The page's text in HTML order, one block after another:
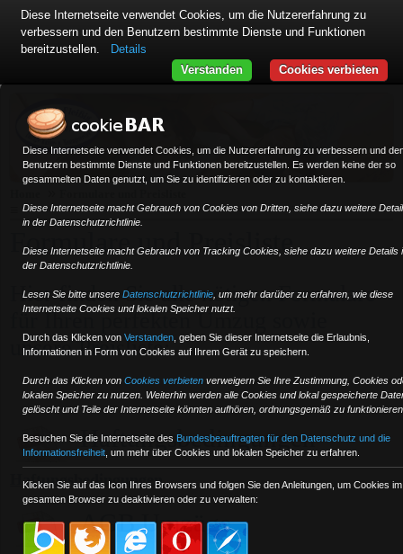
Formulare und Preisliste
Hier finden Sie alle nötigen Formulare
für Ihren perfekten Umzug sowie
unsere Preisliste:
Haftungsbedingungen
Haftungsbedingungen
AGB Umzüge
Diese Internetseite verwendet Cookies, um die Nutzererfahrung zu verbessern und
Benutzern bestimmte Dienste und Funktionen bereitzustellen. Es werden keine der so
gesammelten Daten genutzt, um Sie zu identifizieren oder zu kontaktieren.
Diese Internetseite macht Gebrauch von Cookies von Dritten, siehe dazu weitere
in der Datenschutzrichtlinie.
Diese Internetseite macht Gebrauch von Tracking Cookies, siehe dazu weitere Details
der Datenschutzrichtlinie.
Lesen Sie bitte unsere Datenschutzrichtlinie , um mehr darüber zu erfahren, wie diese
Internetseite Cookies und lokalen Speicher nutzt.
Durch das Klicken von Verstanden geben Sie dieser Internetseite die Erlaubnis,
Informationen in Form von Cookies auf Ihrem Gerät zu speichern.
Durch das Klicken von Cookies verbieten verweigern Sie Ihre Zustimmung, Cookies
lokalen Speicher zu nutzen. Weiterhin werden alle Cookies und lokal gespeicherte
gelöscht und Teile der Internetseite könnten aufhören, ordnungsgemäß zu
Besuchen Sie die Internetseite des Bundesbeauftragten für den Datenschutz und die
Informationsfreiheit , um mehr über Cookies und lokalen Speicher zu erfahren.
Klicken Sie auf das Icon Ihres Browsers und folgen Sie den Anleitungen, um Cookies im
gesamten Browser zu deaktivieren oder zu verwalten:
Diese Internetseite verwendet Cookies, um die Nutzererfahrung zu
verbessern und den Benutzern bestimmte Dienste und Funktionen
bereitzustellen.
Details
Cookies verbieten
Verstanden